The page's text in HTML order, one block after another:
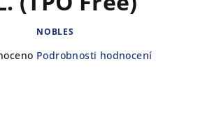
NOBLES
Podrobnosti hodnocení